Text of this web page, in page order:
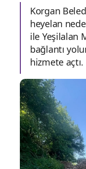
Korgan
heyelan
ile Yeşilalan
bağlantı
hizmete açtı.